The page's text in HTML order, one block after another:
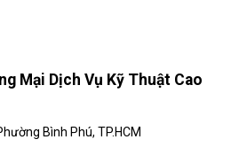
Mại Dịch Vụ Kỹ Thuật Cao
Bình Phú, TP.HCM